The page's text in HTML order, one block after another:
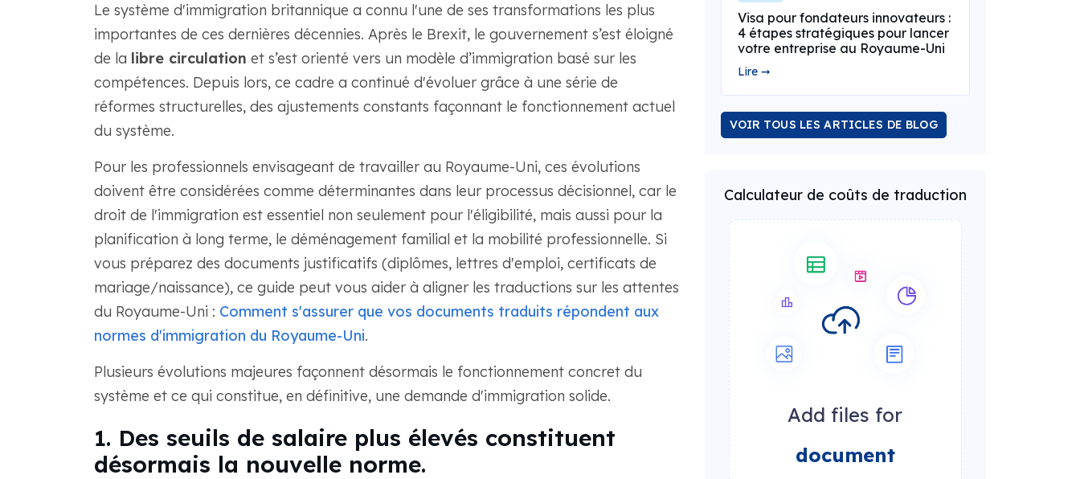
Le système d'immigration britannique a connu l'une de ses transformations les plus
importantes de ces dernières décennies. Après le Brexit, le gouvernement s’est éloigné
de la libre circulation et s’est orienté vers un modèle d’immigration basé sur les
compétences. Depuis lors, ce cadre a continué d'évoluer grâce à une série de
réformes structurelles, des ajustements constants façonnant le fonctionnement actuel
du système.
Pour les professionnels envisageant de travailler au Royaume-Uni, ces évolutions
doivent être considérées comme déterminantes dans leur processus décisionnel, car le
droit de l'immigration est essentiel non seulement pour l'éligibilité, mais aussi pour la
planification à long terme, le déménagement familial et la mobilité professionnelle. Si
vous préparez des documents justificatifs (diplômes, lettres d'emploi, certificats de
mariage/naissance), ce guide peut vous aider à aligner les traductions sur les attentes
du Royaume-Uni : Comment s'assurer que vos documents traduits répondent aux
normes d'immigration du Royaume-Uni.
Plusieurs évolutions majeures façonnent désormais le fonctionnement concret du
système et ce qui constitue, en définitive, une demande d'immigration solide.
1. Des seuils de salaire plus élevés constituent
désormais la nouvelle norme.
Visa pour fondateurs innovateurs :
4 étapes stratégiques pour lancer
votre entreprise au Royaume-Uni
Lire ➞
VOIR TOUS LES ARTICLES DE BLOG
Calculateur de coûts de traduction
Add files for
document